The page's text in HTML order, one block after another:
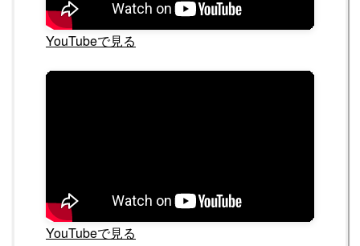
YouTubeで見る
YouTubeで見る